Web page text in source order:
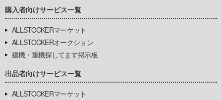
購入者向けサービス一覧
ALLSTOCKERマーケット
ALLSTOCKERオークション
建機・重機探してます掲示板
出品者向けサービス一覧
ALLSTOCKERマーケット